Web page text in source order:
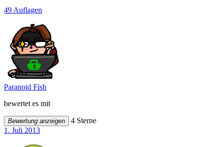
49 Auflagen
Paranoid Fish
bewertet es mit
Bewertung anzeigen
4 Sterne
1. Juli 2013